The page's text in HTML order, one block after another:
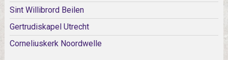
Sint Willibrord Beilen
Gertrudiskapel Utrecht
Corneliuskerk Noordwelle